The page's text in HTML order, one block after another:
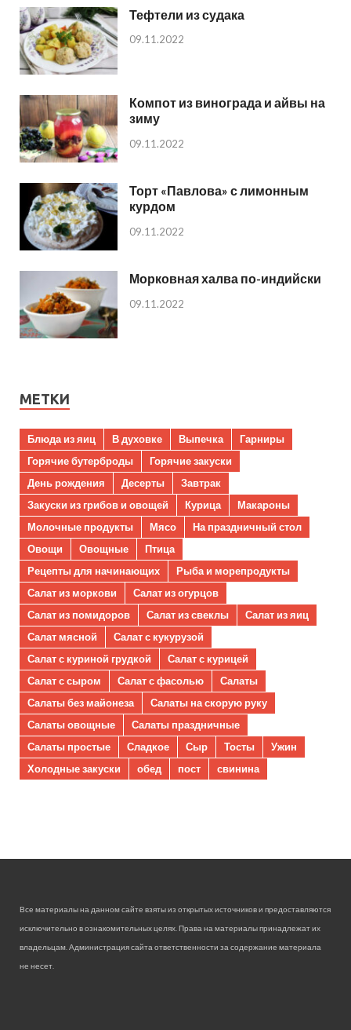
Тефтели из судака
09.11.2022
Компот из винограда и айвы на
зиму
09.11.2022
Торт «Павлова» с лимонным
курдом
09.11.2022
Морковная халва по-индийски
09.11.2022
МЕТКИ
Блюда из яиц В духовке Выпечка
Гарниры
Горячие бутерброды
Горячие закуски
День рождения
Десерты
Завтрак
Закуски из грибов и овощей
Курица
Макароны
Молочные продукты
Мясо
На праздничный стол
Овощи
Овощные
Птица
Рецепты для начинающих
Рыба и морепродукты
Салат из моркови
Салат из огурцов
Салат из помидоров
Салат из свеклы
Салат из яиц
Салат мясной
Салат с кукурузой
Салат с куриной грудкой
Салат с курицей
Салат с сыром
Салат с фасолью
Салаты
Салаты без майонеза
Салаты на скорую руку
Салаты овощные
Салаты праздничные
Салаты простые
Сладкое Сыр Тосты
Ужин
Холодные закуски
обед пост свинина
Все материалы на данном сайте взяты из открытых источников и предоставляются
исключительно в ознакомительных целях. Права на материалы принадлежат их
владельцам. Администрация сайта ответственности за содержание материала
не несет.